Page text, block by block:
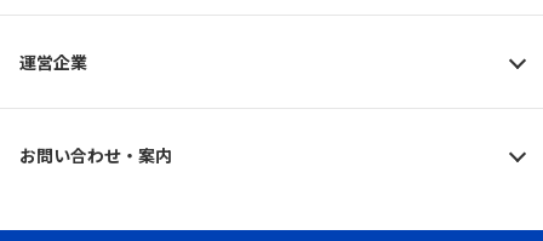
運営企業
お問い合わせ・案内